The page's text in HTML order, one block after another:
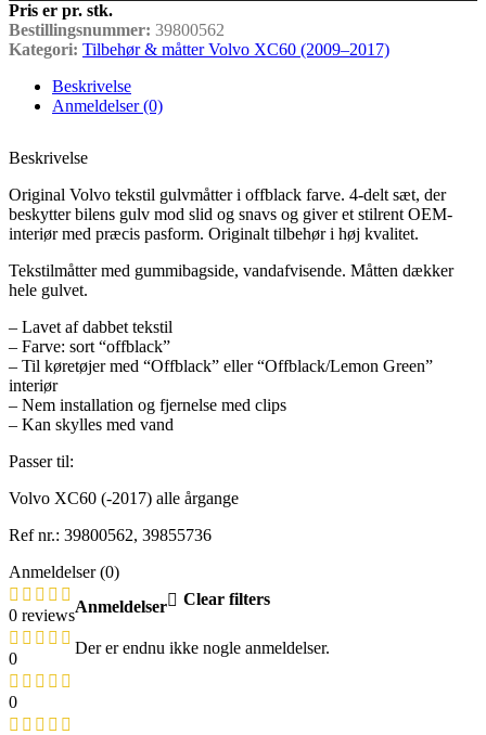
Pris er pr. stk.
Bestillingsnummer: 39800562
Kategori: Tilbehør & måtter Volvo XC60 (2009–2017)
Beskrivelse
Anmeldelser (0)
Beskrivelse
Original Volvo tekstil gulvmåtter i offblack farve. 4-delt sæt, der
beskytter bilens gulv mod slid og snavs og giver et stilrent OEM-
interiør med præcis pasform. Originalt tilbehør i høj kvalitet.
Tekstilmåtter med gummibagside, vandafvisende. Måtten dækker
hele gulvet.
– Lavet af dabbet tekstil
– Farve: sort “offblack”
– Til køretøjer med “Offblack” eller “Offblack/Lemon Green”
interiør
– Nem installation og fjernelse med clips
– Kan skylles med vand
Passer til:
Volvo XC60 (-2017) alle årgange
Ref nr.: 39800562, 39855736
Anmeldelser (0)
0 reviews
0
0
Anmeldelser Clear filters
Der er endnu ikke nogle anmeldelser.